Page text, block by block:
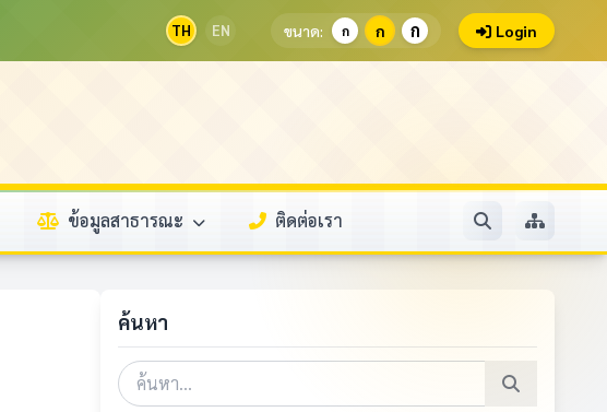
TH EN ขนาด: ก ก ก Login
ข้อมูลสาธารณะ ติดต่อเรา
ค้นหา